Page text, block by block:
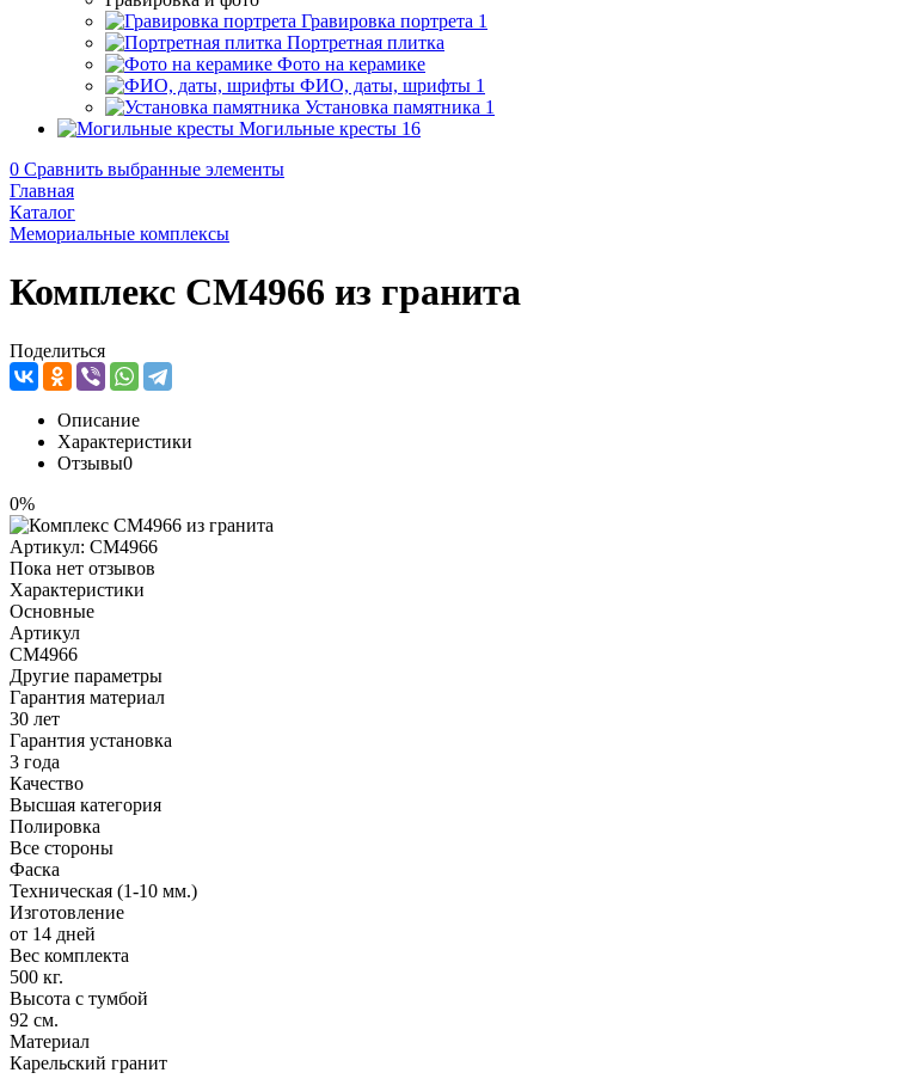
Гравировка портрета 1
Портретная плитка
Фото на керамике
ФИО, даты, шрифты 1
Установка памятника 1
Могильные кресты 16
0 Сравнить выбранные элементы
Главная
Каталог
Мемориальные комплексы
Комплекс CM4966 из гранита
Поделиться
Описание
Характеристики
Отзывы0
0%
Артикул: CM4966
Пока нет отзывов
Характеристики
Основные
Артикул
CM4966
Другие параметры
Гарантия материал
30 лет
Гарантия установка
3 года
Качество
Высшая категория
Полировка
Все стороны
Фаска
Техническая (1-10 мм.)
Изготовление
от 14 дней
Вес комплекта
500 кг.
Высота с тумбой
92 см.
Материал
Карельский гранит